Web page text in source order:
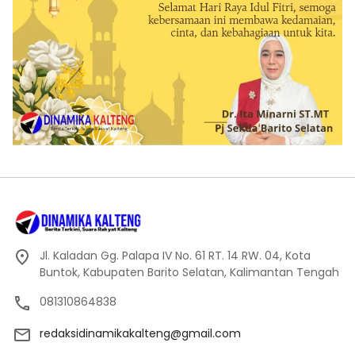
Jl. Kaladan Gg. Palapa IV No. 61 RT. 14 RW. 04, Kota
Buntok, Kabupaten Barito Selatan, Kalimantan Tengah
081310864838
redaksidinamikakalteng@gmail.com